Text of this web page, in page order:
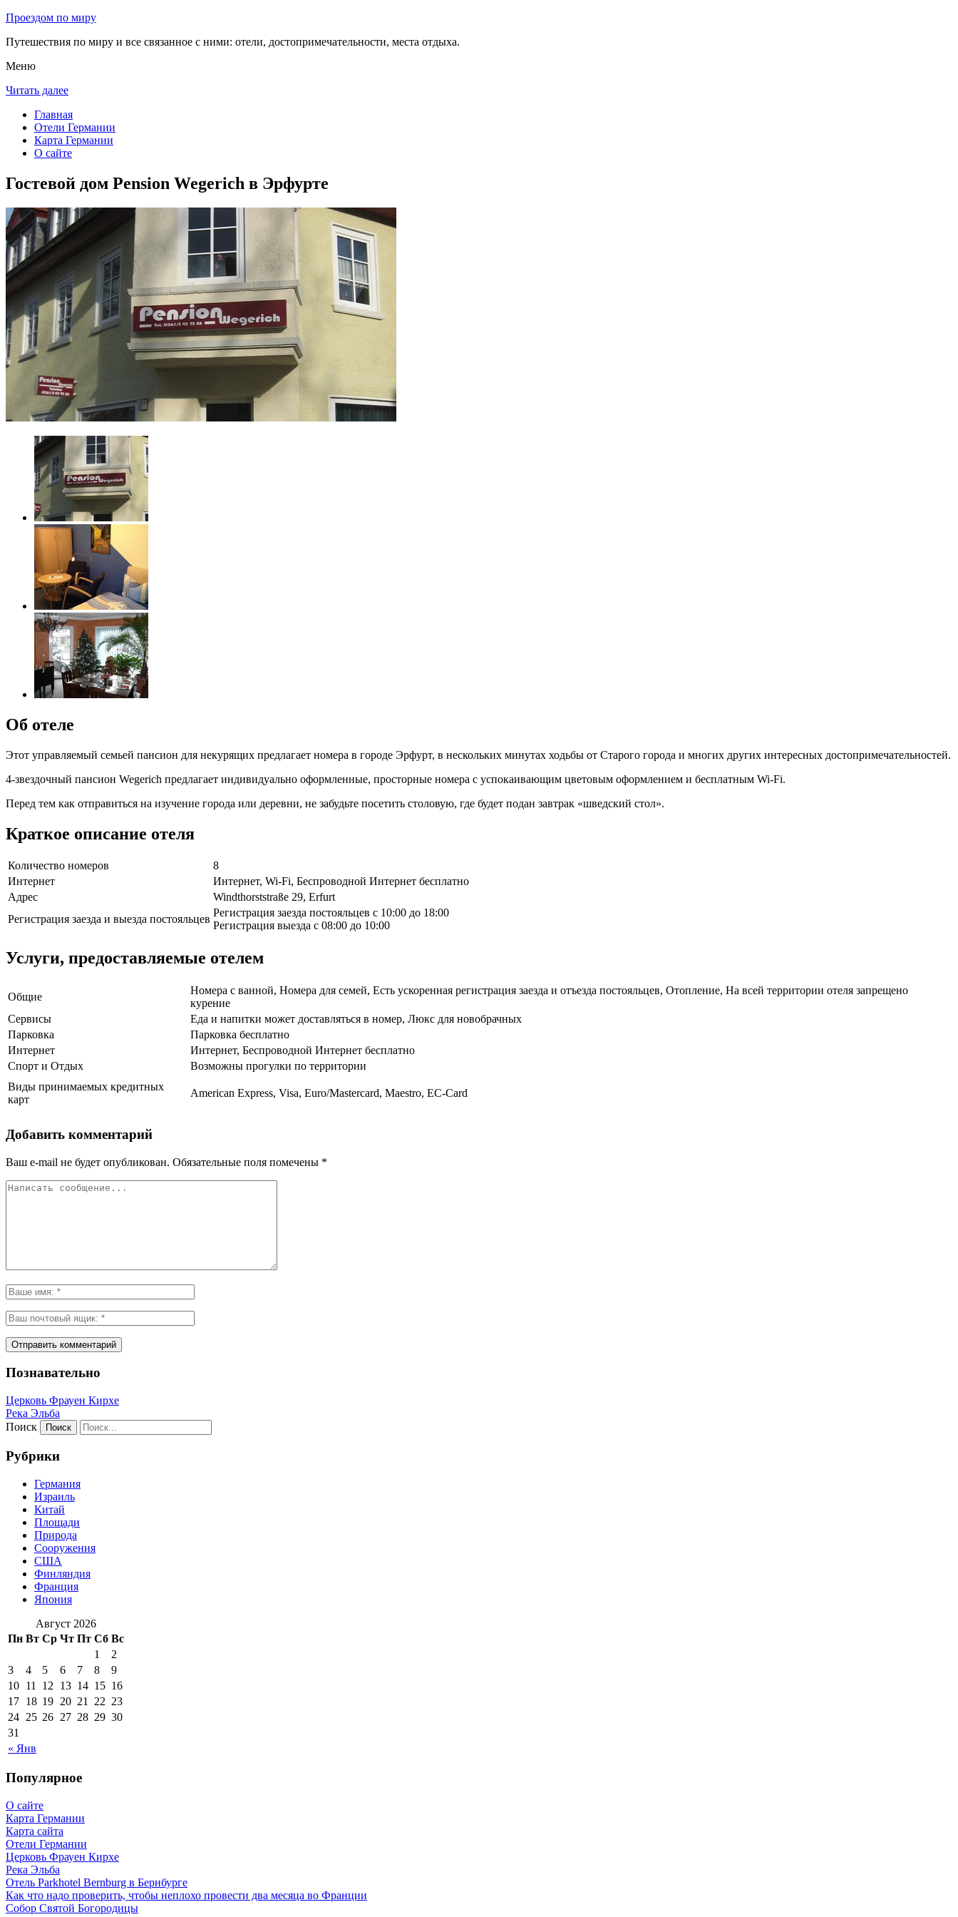
Проездом по миру
Путешествия по миру и все связанное с ними: отели, достопримечательности, места отдыха.
Меню
Читать далее
Главная
Отели Германии
Карта Германии
О сайте
Гостевой дом Pension Wegerich в Эрфурте
Об отеле
Этот управляемый семьей пансион для некурящих предлагает номера в городе Эрфурт, в нескольких минутах ходьбы от Старого города и многих других интересных достопримечательностей.
4-звездочный пансион Wegerich предлагает индивидуально оформленные, просторные номера с успокаивающим цветовым оформлением и бесплатным Wi-Fi.
Перед тем как отправиться на изучение города или деревни, не забудьте посетить столовую, где будет подан завтрак «шведский стол».
Краткое описание отеля
Количество номеров
8
Интернет
Интернет, Wi-Fi, Беспроводной Интернет бесплатно
Адрес
Windthorststraße 29, Erfurt
Регистрация заезда и выезда постояльцев
Регистрация заезда постояльцев с 10:00 до 18:00
Регистрация выезда с 08:00 до 10:00
Услуги, предоставляемые отелем
Общие
Номера с ванной, Номера для семей, Есть ускоренная регистрация заезда и отъезда постояльцев, Отопление, На всей территории отеля запрещено
курение
Сервисы
Еда и напитки может доставляться в номер, Люкс для новобрачных
Парковка
Парковка бесплатно
Интернет
Интернет, Беспроводной Интернет бесплатно
Спорт и Отдых
Возможны прогулки по территории
Виды принимаемых кредитных
карт
American Express, Visa, Euro/Mastercard, Maestro, EC-Card
Добавить комментарий
Ваш e-mail не будет опубликован. Обязательные поля помечены *
Познавательно
Церковь Фрауен Кирхе
Река Эльба
Поиск
Рубрики
Германия
Израиль
Китай
Площади
Природа
Сооружения
США
Финляндия
Франция
Япония
Август 2026
Пн Вт Ср Чт Пт Сб Вс
« Янв
1
2
3
4 5 6 7 8
9
10 11 12 13 14 15 16
17 18 19 20 21 22 23
24 25 26 27 28 29 30
31
Популярное
О сайте
Карта Германии
Карта сайта
Отели Германии
Церковь Фрауен Кирхе
Река Эльба
Отель Parkhotel Bernburg в Бернбурге
Как что надо проверить, чтобы неплохо провести два месяца во Франции
Собор Святой Богородицы